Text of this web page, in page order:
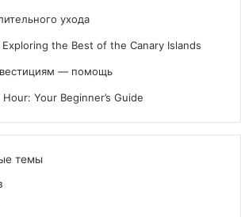
ухода
the Best of the Canary Islands
— помощь
Your Beginner’s Guide
темы